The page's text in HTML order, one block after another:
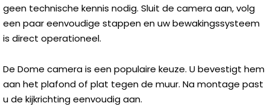
geen technische kennis nodig. Sluit de camera aan, volg
een paar eenvoudige stappen en uw bewakingssysteem
is direct operationeel.
De Dome camera is een populaire keuze. U bevestigt hem
aan het plafond of plat tegen de muur. Na montage past
u de kijkrichting eenvoudig aan.